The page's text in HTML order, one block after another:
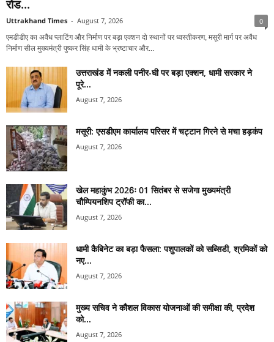
रोड...
Uttrakhand Times - August 7, 2026 0
एमडीडीए का अवैध प्लाटिंग और निर्माण पर बड़ा एक्शन दो स्थानों पर ध्वस्तीकरण, मसूरी मार्ग पर अवैध
निर्माण सील मुख्यमंत्री पुष्कर सिंह धामी के भ्रष्टाचार और...
उत्तराखंड में नकली पनीर-घी पर बड़ा एक्शन, धामी सरकार ने
पूरे...
August 7, 2026
मसूरी: एसडीएम कार्यालय परिसर में चट्टान गिरने से मचा हड़कंप
August 7, 2026
खेल महाकुंभ 2026ः 01 सितंबर से सजेगा मुख्यमंत्री
चौम्पियनशिप ट्रॉफी का...
August 7, 2026
धामी कैबिनेट का बड़ा फैसला: पशुपालकों को सब्सिडी, श्रमिकों को
नए...
August 7, 2026
मुख्य सचिव ने कौशल विकास योजनाओं की समीक्षा की, प्रदेश
को...
August 7, 2026